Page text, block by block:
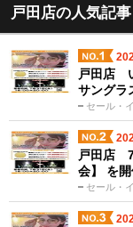
戸田店の人気記事
セール・
戸田店
サングラ
セール・
戸田店
会】 を